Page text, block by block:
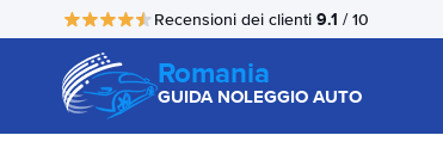
Recensioni dei clienti 9.1 / 10
Romania
GUIDA NOLEGGIO AUTO